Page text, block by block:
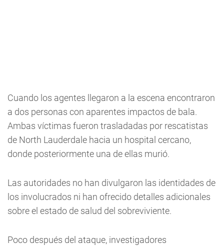
Cuando los agentes llegaron a la escena encontraron
a dos personas con aparentes impactos de bala.
Ambas víctimas fueron trasladadas por rescatistas
de North Lauderdale hacia un hospital cercano,
donde posteriormente una de ellas murió.
Las autoridades no han divulgaron las identidades de
los involucrados ni han ofrecido detalles adicionales
sobre el estado de salud del sobreviviente.
Poco después del ataque, investigadores